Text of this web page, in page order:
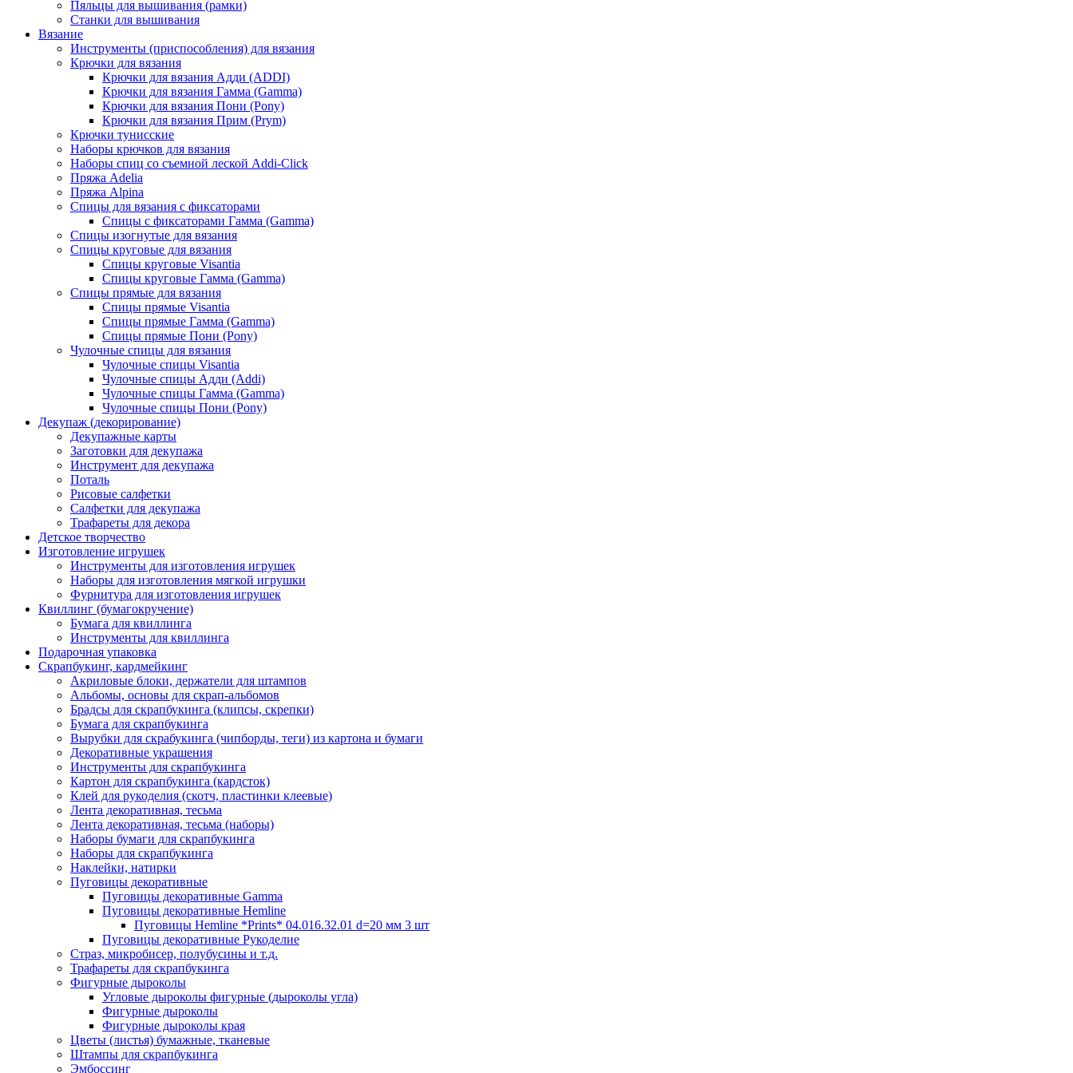
Пяльцы для вышивания (рамки)
Станки для вышивания
Вязание
Инструменты (приспособления) для вязания
Крючки для вязания
Крючки для вязания Адди (ADDI)
Крючки для вязания Гамма (Gamma)
Крючки для вязания Пони (Pony)
Крючки для вязания Прим (Prym)
Крючки тунисские
Наборы крючков для вязания
Наборы спиц со съемной леской Addi-Click
Пряжа Adelia
Пряжа Alpina
Спицы для вязания с фиксаторами
Спицы с фиксаторами Гамма (Gamma)
Спицы изогнутые для вязания
Спицы круговые для вязания
Спицы круговые Visantia
Спицы круговые Гамма (Gamma)
Спицы прямые для вязания
Спицы прямые Visantia
Спицы прямые Гамма (Gamma)
Спицы прямые Пони (Pony)
Чулочные спицы для вязания
Чулочные спицы Visantia
Чулочные спицы Адди (Addi)
Чулочные спицы Гамма (Gamma)
Чулочные спицы Пони (Pony)
Декупаж (декорирование)
Декупажные карты
Заготовки для декупажа
Инструмент для декупажа
Поталь
Рисовые салфетки
Салфетки для декупажа
Трафареты для декора
Детское творчество
Изготовление игрушек
Инструменты для изготовления игрушек
Наборы для изготовления мягкой игрушки
Фурнитура для изготовления игрушек
Квиллинг (бумагокручение)
Бумага для квиллинга
Инструменты для квиллинга
Подарочная упаковка
Скрапбукинг, кардмейкинг
Акриловые блоки, держатели для штампов
Альбомы, основы для скрап-альбомов
Брадсы для скрапбукинга (клипсы, скрепки)
Бумага для скрапбукинга
Вырубки для скрабукинга (чипборды, теги) из картона и бумаги
Декоративные украшения
Инструменты для скрапбукинга
Картон для скрапбукинга (кардсток)
Клей для рукоделия (скотч, пластинки клеевые)
Лента декоративная, тесьма
Лента декоративная, тесьма (наборы)
Наборы бумаги для скрапбукинга
Наборы для скрапбукинга
Наклейки, натирки
Пуговицы декоративные
Пуговицы декоративные Gamma
Пуговицы декоративные Hemline
Пуговицы Hemline *Prints* 04.016.32.01 d=20 мм 3 шт
Пуговицы декоративные Рукоделие
Страз, микробисер, полубусины и т.д.
Трафареты для скрапбукинга
Фигурные дыроколы
Угловые дыроколы фигурные (дыроколы угла)
Фигурные дыроколы
Фигурные дыроколы края
Цветы (листья) бумажные, тканевые
Штампы для скрапбукинга
Эмбоссинг